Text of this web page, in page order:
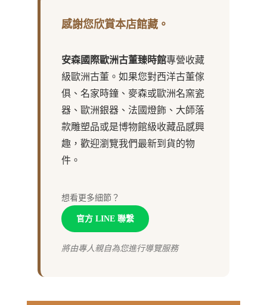
感謝您欣賞本店館藏。
安森國際歐洲古董臻時館專營收藏
級歐洲古董。如果您對西洋古董傢
俱、名家時鐘、麥森或歐洲名窯瓷
器、歐洲銀器、法國燈飾、大師落
款雕塑品或是博物館級收藏品感興
趣，歡迎瀏覽我們最新到貨的物
件。
想看更多細節？
官方 LINE 聯繫
將由專人親自為您進行導覽服務